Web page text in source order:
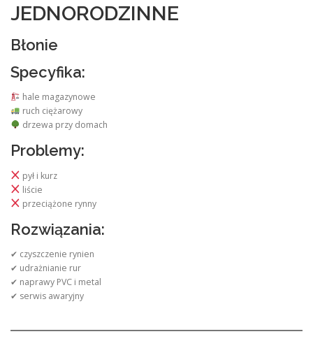
JEDNORODZINNE
Błonie
Specyfika:
hale magazynowe
ruch ciężarowy
drzewa przy domach
Problemy:
pył i kurz
liście
przeciążone rynny
Rozwiązania:
✔ czyszczenie rynien
✔ udrażnianie rur
✔ naprawy PVC i metal
✔ serwis awaryjny